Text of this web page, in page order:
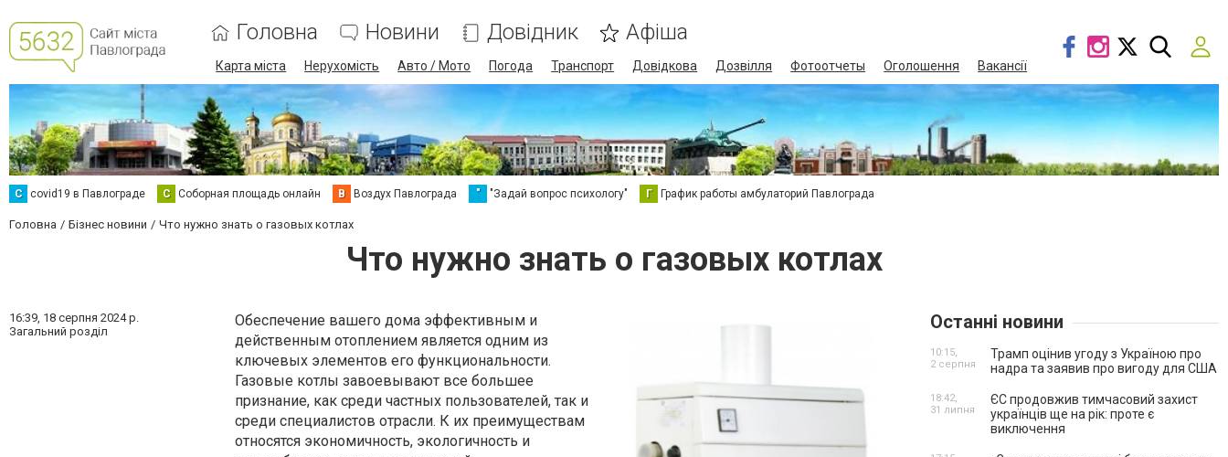
Головна Новини Довідник Афіша
Карта міста Нерухомість Авто / Мото Погода Транспорт Довідкова Дозвілля Фотоотчеты Оголошення Вакансії
C covid19 в Павлограде С Соборная площадь онлайн В Воздух Павлограда " "Задай вопрос психологу" Г График работы амбулаторий Павлограда
Головна Бізнес новини Что нужно знать о газовых котлах
Что нужно знать о газовых котлах
16:39, 18 серпня 2024 р.
Загальний розділ
Обеспечение вашего дома эффективным и
действенным отоплением является одним из
ключевых элементов его функциональности.
Газовые котлы завоевывают все большее
признание, как среди частных пользователей, так и
среди специалистов отрасли. К их преимуществам
относятся экономичность, экологичность и
Останні новини
Трамп оцінив угоду з Україною про
надра та заявив про вигоду для США
10:15,
2 серпня
ЄС продовжив тимчасовий захист
українців ще на рік: проте є
виключення
18:42,
31 липня